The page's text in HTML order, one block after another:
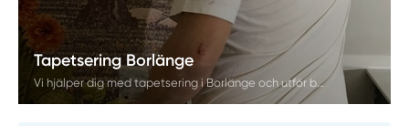
Tapetsering Borlänge
Vi hjälper dig med tapetsering i Borlänge och utför både grundarbete och uppsättning med högsta noggrannhet. Våra målare säkerställer ett jämnt resultat utan luftbubblor, skador eller misspassningar. Vi erbjuder kostnadsfria hembesök och professionell rådgivning inför ditt projekt.